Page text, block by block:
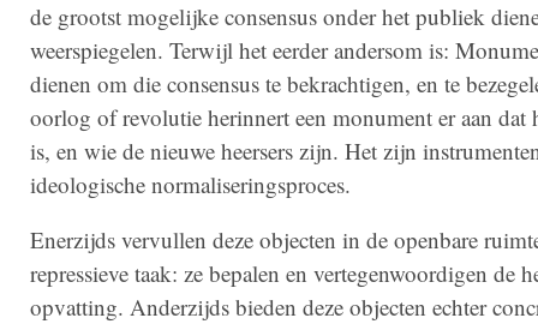
de grootst mogelijke consensus onder het publiek
weerspiegelen. Terwijl het eerder andersom is:
dienen om die consensus te bekrachtigen, en te
oorlog of revolutie herinnert een monument er aan
is, en wie de nieuwe heersers zijn. Het zijn
ideologische normaliseringsproces.
Enerzijds vervullen deze objecten in de openbare
repressieve taak: ze bepalen en vertegenwoordigen de
opvatting. Anderzijds bieden deze objecten echter